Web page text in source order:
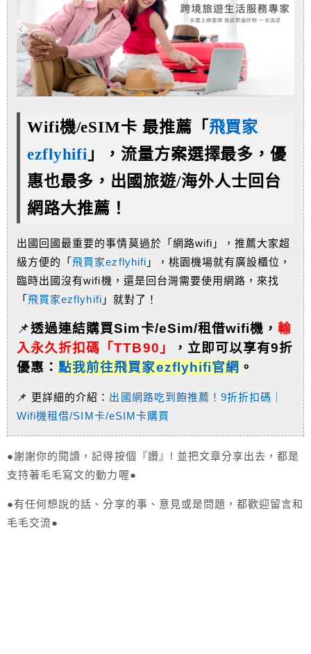
Wifi機/eSIM卡 最推薦「 飛買家
ezflyhifi 」，流量方案選擇最多，優
惠也最多， 出國旅遊/海外人士回台
網路大推薦！
出國回國最重要的事情莫過於「網路wifi」，推薦大家超
級方便的「飛買家ezflyhifi 」，桃園機場就有廣設櫃位，
臨時出國沒有wifi機，還是回台灣需要使用網路，來找
「飛買家ezflyhifi 」就對了！
📌透過連結購買Sim卡/eSim/租借wifi機，輸
入永久折扣碼「TTB90」
， 立即可以享有9折
優惠： 點我前往飛買家ezflyhifi官網 。
📌 更詳細的介紹： 出國網路吃到飽推薦！9折折扣碼｜
Wifi機租借/SIM卡/eSIM卡購買
●謝謝你的閱讀，記得按個『讚』! 並把文章分享出去，都是
支持著毛毛寫文的動力喔●
●有任何想說的話、分享的事、意見或是問題，都歡迎留言和
毛毛交流●